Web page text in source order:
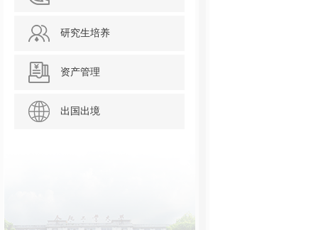
研究生培养
资产管理
出国出境